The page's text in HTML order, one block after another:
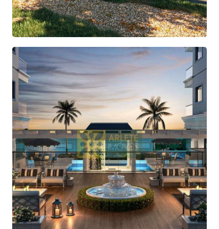
Apartamento
Centro - Itapema
R$ 1.693.098,00
GALERIA DE FOTOS